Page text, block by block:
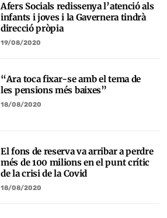
Afers Socials redissenya l’atenció als
infants i joves i la Gavernera tindrà
direcció pròpia
19/08/2020
“Ara toca fixar-se amb el tema de
les pensions més baixes”
18/08/2020
El fons de reserva va arribar a perdre
més de 100 milions en el punt crític
de la crisi de la Covid
18/08/2020